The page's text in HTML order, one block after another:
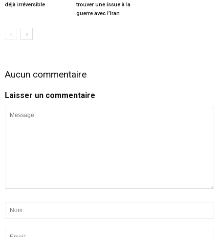
déjà irréversible
trouver une issue à la
guerre avec l’Iran
Aucun commentaire
Laisser un commentaire